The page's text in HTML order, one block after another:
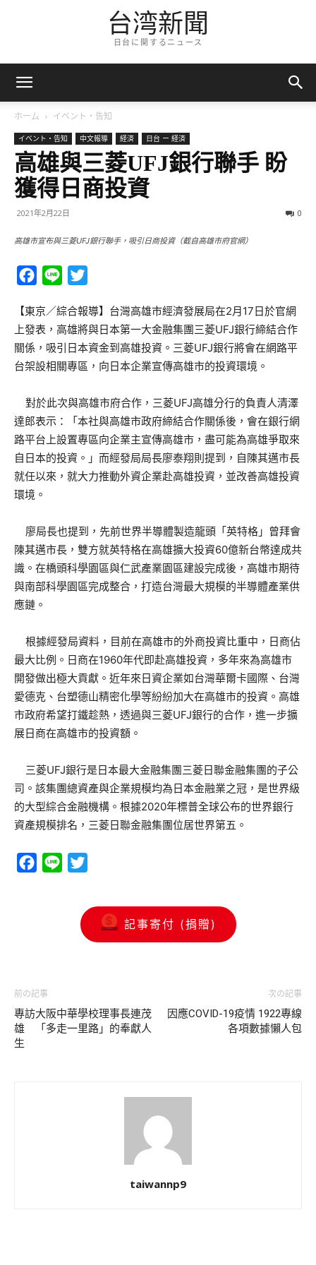
台湾新聞
日台に関するニュース
ホーム イベント・告知
イベント・告知 中文報導 経済 日台 ー 経済
高雄與三菱UFJ銀行聯手 盼
獲得日商投資
2021年2月22日 0
高雄市宣布與三菱UFJ銀行聯手，吸引日商投資（截自高雄市府官網）
Facebook
Line
【東京／綜合報導】台灣高雄市經濟發展局在2月17日於官網
上發表，高雄將與日本第一大金融集團三菱UFJ銀行締結合作
關係，吸引日本資金到高雄投資。三菱UFJ銀行將會在網路平
台架設相關專區，向日本企業宣傳高雄市的投資環境。
對於此次與高雄市府合作，三菱UFJ高雄分行的負責人清澤
達郎表示：「本社與高雄市政府締結合作關係後，會在銀行網
路平台上設置專區向企業主宣傳高雄市，盡可能為高雄爭取來
自日本的投資。」而經發局局長廖泰翔則提到，自陳其邁市長
就任以來，就大力推動外資企業赴高雄投資，並改善高雄投資
環境。
廖局長也提到，先前世界半導體製造龍頭「英特格」曾拜會
陳其邁市長，雙方就英特格在高雄擴大投資60億新台幣達成共
識。在橋頭科學園區與仁武產業園區建設完成後，高雄市期待
與南部科學園區完成整合，打造台灣最大規模的半導體產業供
應鏈。
根據經發局資料，目前在高雄市的外商投資比重中，日商佔
最大比例。日商在1960年代即赴高雄投資，多年來為高雄市
開發做出極大貢獻。近年來日資企業如台灣華爾卡國際、台灣
愛德克、台塑德山精密化學等紛紛加大在高雄市的投資。高雄
市政府希望打鐵趁熱，透過與三菱UFJ銀行的合作，進一步擴
展日商在高雄市的投資額。
三菱UFJ銀行是日本最大金融集團三菱日聯金融集團的子公
司。該集團總資產與企業規模均為日本金融業之冠，是世界級
的大型綜合金融機構。根據2020年標普全球公布的世界銀行
資產規模排名，三菱日聯金融集團位居世界第五。
Facebook
Line
記事寄付 (捐贈)
前の記事
專訪大阪中華學校理事長連茂
雄 「多走一里路」的奉獻人
生
次の記事
因應COVID-19疫情 1922專線
各項數據懶人包
taiwannp9